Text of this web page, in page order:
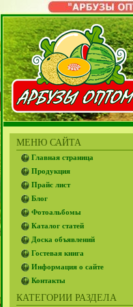
МЕНЮ САЙТА
Главная страница
Продукция
Прайс лист
Блог
Фотоальбомы
Каталог статей
Доска объявлений
Гостевая книга
Информация о сайте
Контакты
КАТЕГОРИИ РАЗДЕЛА